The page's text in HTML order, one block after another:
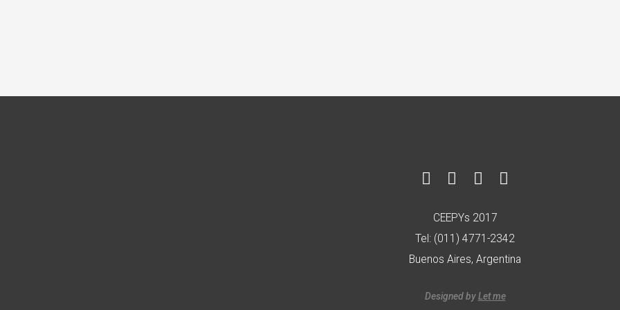
CEEPYs 2017
Tel: (011) 4771-2342
Buenos Aires, Argentina
Designed byLet me